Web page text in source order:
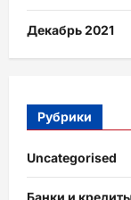
Декабрь 2021
Рубрики
Uncategorised
Банки и